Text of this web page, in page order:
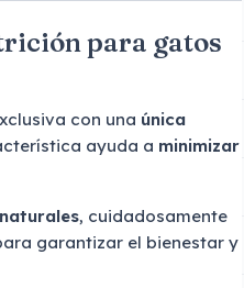
para gatos
con una única
ayuda a minimizar
, cuidadosamente
garantizar el bienestar y